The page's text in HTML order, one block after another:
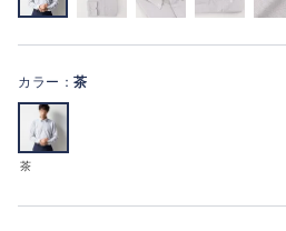
カラー： 茶
茶